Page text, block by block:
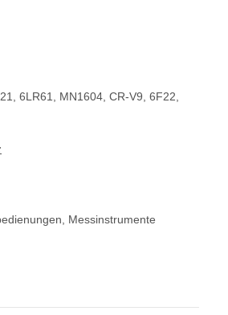
6LR61, MN1604, CR-V9, 6F22,
Messinstrumente